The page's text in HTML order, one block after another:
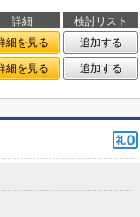
詳細
検討リスト
細を見る
追加する
細を見る 追加する